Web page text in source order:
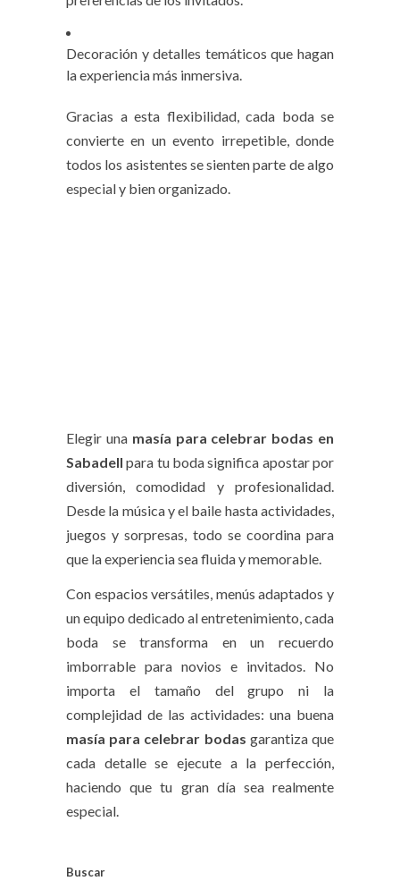
Decoración y detalles temáticos que hagan
la experiencia más inmersiva.
Gracias a esta flexibilidad, cada boda se
convierte en un evento irrepetible, donde
todos los asistentes se sienten parte de algo
especial y bien organizado.
Elegir una masía para celebrar bodas en
Sabadell para tu boda significa apostar por
diversión, comodidad y profesionalidad.
Desde la música y el baile hasta actividades,
juegos y sorpresas, todo se coordina para
que la experiencia sea fluida y memorable.
Con espacios versátiles, menús adaptados y
un equipo dedicado al entretenimiento, cada
boda se transforma en un recuerdo
imborrable para novios e invitados. No
importa el tamaño del grupo ni la
complejidad de las actividades: una buena
masía para celebrar bodas garantiza que
cada detalle se ejecute a la perfección,
haciendo que tu gran día sea realmente
especial.
Buscar